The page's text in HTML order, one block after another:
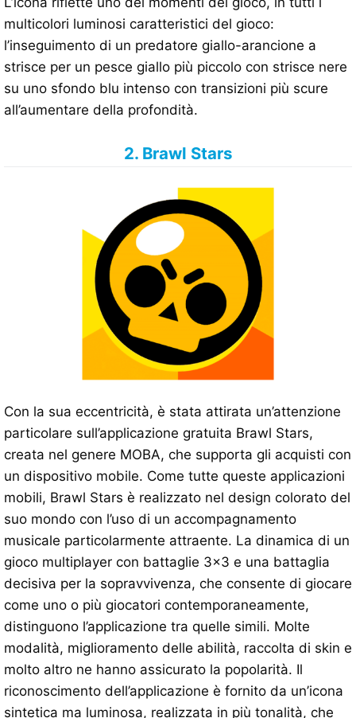
multicolori luminosi caratteristici del gioco:
l’inseguimento di un predatore giallo-arancione a
strisce per un pesce giallo più piccolo con strisce nere
su uno sfondo blu intenso con transizioni più scure
all’aumentare della profondità.
2. Brawl Stars
Con la sua eccentricità, è stata attirata un’attenzione
particolare sull’applicazione gratuita Brawl Stars,
creata nel genere MOBA, che supporta gli acquisti con
un dispositivo mobile. Come tutte queste applicazioni
mobili, Brawl Stars è realizzato nel design colorato del
suo mondo con l’uso di un accompagnamento
musicale particolarmente attraente. La dinamica di un
gioco multiplayer con battaglie 3×3 e una battaglia
decisiva per la sopravvivenza, che consente di giocare
come uno o più giocatori contemporaneamente,
distinguono l’applicazione tra quelle simili. Molte
modalità, miglioramento delle abilità, raccolta di skin e
molto altro ne hanno assicurato la popolarità. Il
riconoscimento dell’applicazione è fornito da un’icona
sintetica ma luminosa, realizzata in più tonalità, che